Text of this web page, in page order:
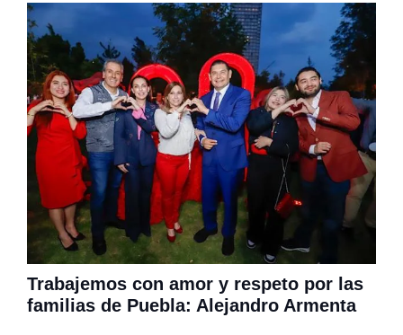
Trabajemos con amor y respeto por las
familias de Puebla: Alejandro Armenta